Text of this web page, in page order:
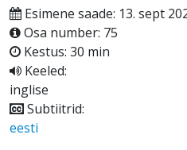
Esimene saade: 13. sept
Osa number: 75
Kestus: 30 min
Keeled:
inglise
Subtiitrid:
eesti